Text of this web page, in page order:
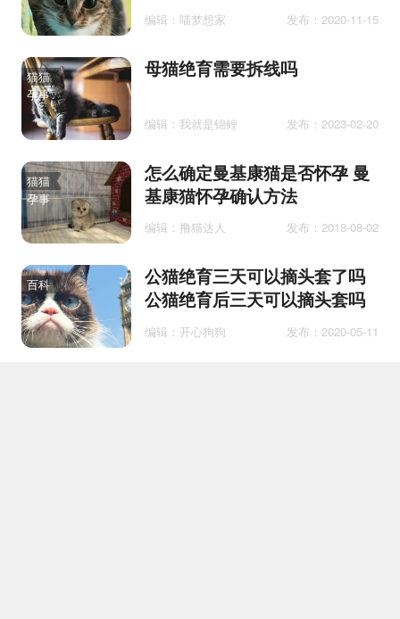
编辑：喵梦想家 发布：2020-11-15
猫猫
孕事
母猫绝育需要拆线吗
编辑：我就是锦鲤 发布：2023-02-20
猫猫
孕事
怎么确定曼基康猫是否怀孕 曼
基康猫怀孕确认方法
编辑：撸猫达人 发布：2018-08-02
百科
公猫绝育三天可以摘头套了吗
公猫绝育后三天可以摘头套吗
编辑：开心狗狗 发布：2020-05-11